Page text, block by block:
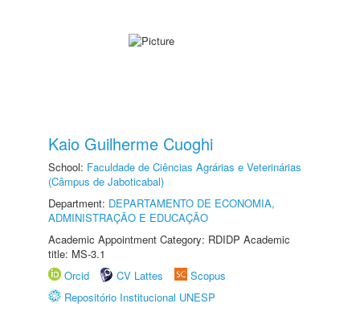
Kaio Guilherme Cuoghi
School: Faculdade de Ciências Agrárias e Veterinárias
(Câmpus de Jaboticabal)
Department: DEPARTAMENTO DE ECONOMIA,
ADMINISTRAÇÃO E EDUCAÇÃO
Academic Appointment Category: RDIDP Academic
title: MS-3.1
Orcid
CV Lattes
Scopus
Repositório Institucional UNESP